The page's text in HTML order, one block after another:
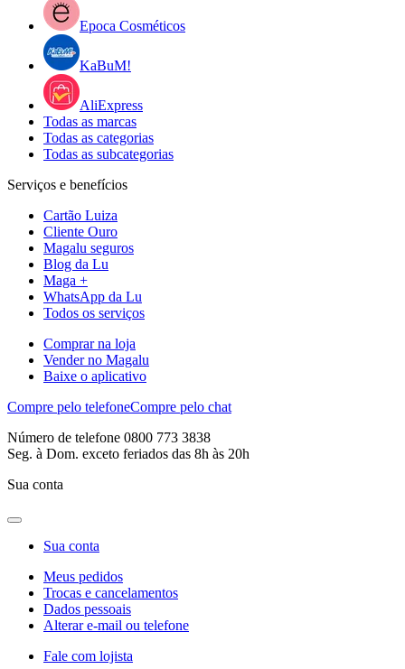
Epoca Cosméticos
KaBuM!
AliExpress
Todas as marcas
Todas as categorias
Todas as subcategorias
Serviços e benefícios
Cartão Luiza
Cliente Ouro
Magalu seguros
Blog da Lu
Maga +
WhatsApp da Lu
Todos os serviços
Comprar na loja
Vender no Magalu
Baixe o aplicativo
Compre pelo telefoneCompre pelo chat
Número de telefone 0800 773 3838
Seg. à Dom. exceto feriados das 8h às 20h
Sua conta
Sua conta
Meus pedidos
Trocas e cancelamentos
Dados pessoais
Alterar e-mail ou telefone
Fale com lojista